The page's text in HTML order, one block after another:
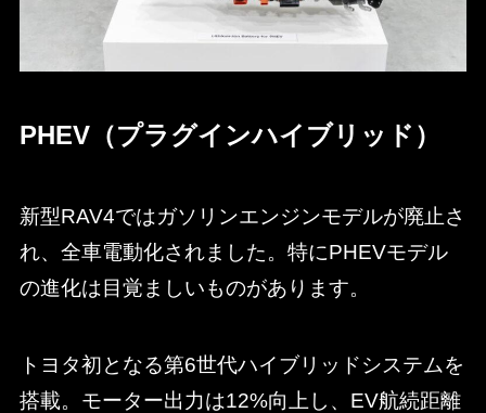
PHEV（プラグインハイブリッド）
新型RAV4ではガソリンエンジンモデルが廃止さ
れ、全車電動化されました。特にPHEVモデル
の進化は目覚ましいものがあります。
トヨタ初となる第6世代ハイブリッドシステムを
搭載。モーター出力は12%向上し、EV航続距離